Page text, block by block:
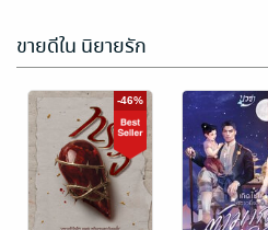
ขายดีใน นิยายรัก
-46%